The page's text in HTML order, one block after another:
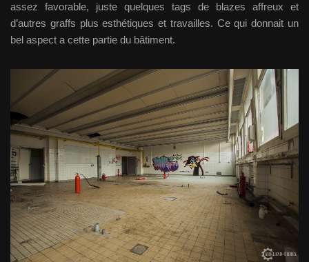
assez favorable, juste quelques tags de blazes affreux et
d’autres graffs plus esthétiques et travailles. Ce qui donnait un
bel aspect a cette partie du bâtiment.